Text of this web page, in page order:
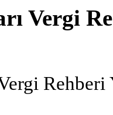
Vergi
Rehberi